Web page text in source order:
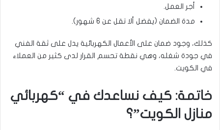
أجر العمل.
مدة الضمان (يفضل ألا تقل عن 6 شهور).
كذلك، وجود ضمان على الأعمال الكهربائية يدل على ثقة الفني
في جودة شغله، وهي نقطة تحسم القرار لدى كثير من العملاء
في الكويت.
خاتمة: كيف نساعدك في “كهربائي
منازل الكويت”؟